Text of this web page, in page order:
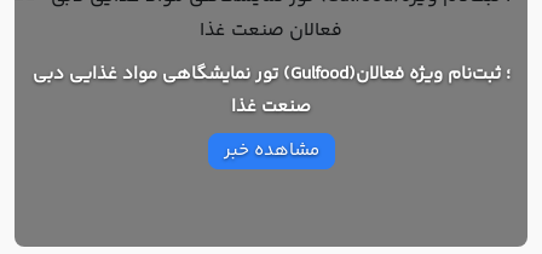
تور نمایشگاهی مواد غذایی دبی (Gulfood)؛ ثبت‌نام ویژه فعالان
صنعت غذا
مشاهده خبر